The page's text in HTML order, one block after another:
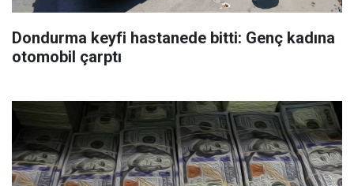
Dondurma keyfi hastanede bitti: Genç kadına
otomobil çarptı